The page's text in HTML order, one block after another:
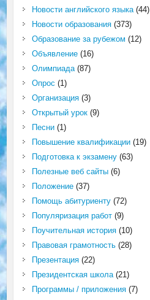
Новости английского языка(44)
Новости образования(373)
Образование за рубежом (12)
Объявление(16)
Олимпиада(87)
Опрос (1)
Организация(3)
Открытый урок(9)
Песни(1)
Повышение квалификации(19)
Подготовка к экзамену(63)
Полезные веб сайты(6)
Положение(37)
Помощь абитуриенту(72)
Популяризация работ(9)
Поучительная история(10)
Правовая грамотность(28)
Презентация(22)
Президентская школа(21)
Программы / приложения(7)